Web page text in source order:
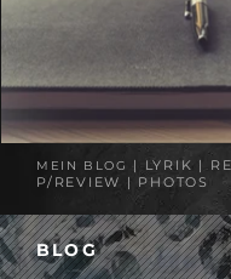
MEIN BLOG
| LYRIK |
P/REVIEW | PHOTOS
BLOG